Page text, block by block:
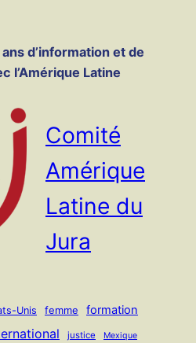
d’information et de
l’Amérique Latine
Comité
Amérique
Latine du
Jura
Unis femme formation
justice Mexique